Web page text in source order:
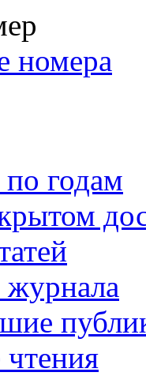
номера
годам